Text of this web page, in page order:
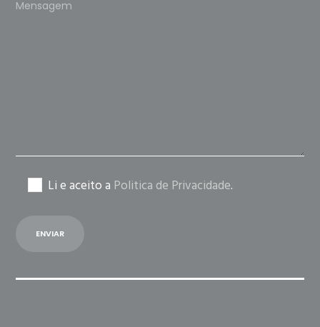
Li e aceito a Politica de Privacidade.